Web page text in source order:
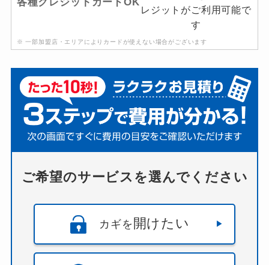
※ 一部加盟店・エリアによりカードが使えない場合がございます
ご希望のサービスを選んでください
カギを 開けたい